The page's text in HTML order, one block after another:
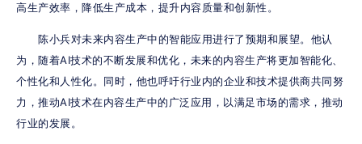
高生产效率，降低生产成本，提升内容质量和创新性。
为，随着AI技术的不断发展和优化，未来的内容生产将更加智能化、
个性化和人性化。同时，他也呼吁行业内的企业和技术提供商共同努
力，推动AI技术在内容生产中的广泛应用，以满足市场的需求，推动
行业的发展。